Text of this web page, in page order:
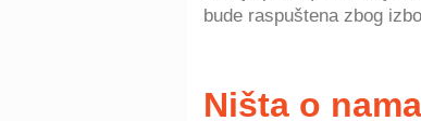
bude raspuštena zbog
Ništa o